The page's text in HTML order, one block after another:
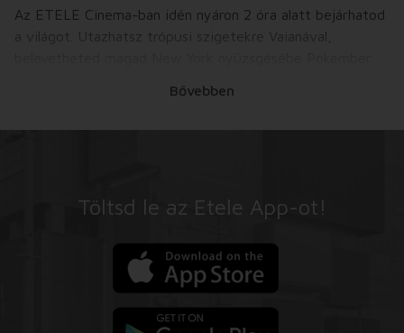
Az ETELE Cinema-ban idén nyáron 2 óra alatt bejárhatod
a világot. Utazhatsz trópusi szigetekre Vaianával,
Mancsőrjárattal, vagy akár galaxisokon átívelő kalandok
hétköznapokból, feltöltődj, és új világokat fedezz fel
Nyerj valódi utazást!
A mozis kalandok mellett most egy igazi kikapcsolódás is
Bővebben
Töltsd le az Etele App-ot!